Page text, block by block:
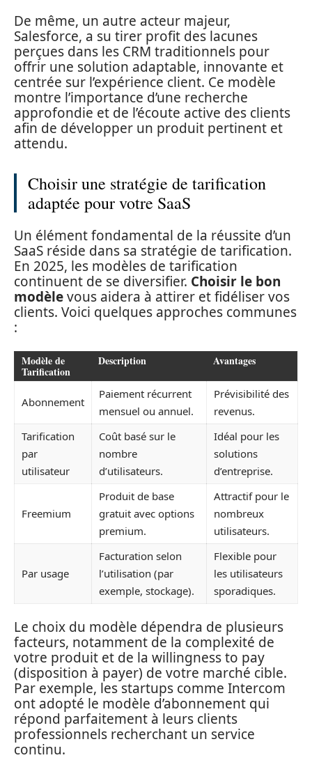
De même, un autre acteur majeur,
Salesforce, a su tirer profit des lacunes
perçues dans les CRM traditionnels pour
offrir une solution adaptable, innovante et
centrée sur l’expérience client. Ce modèle
montre l’importance d’une recherche
approfondie et de l’écoute active des clients
afin de développer un produit pertinent et
attendu.
Choisir une stratégie de tarification
adaptée pour votre SaaS
Un élément fondamental de la réussite d’un
SaaS réside dans sa stratégie de tarification.
En 2025, les modèles de tarification
continuent de se diversifier. Choisir le bon
modèlevous aidera à attirer et fidéliser vos
clients. Voici quelques approches communes
:
Modèle de
Tarification
Description Avantages
Abonnement
Paiement récurrent
mensuel ou annuel.
Prévisibilité des
revenus.
Tarification
par
utilisateur
Coût basé sur le
nombre
d’utilisateurs.
Idéal pour les
solutions
d’entreprise.
Freemium
Produit de base
gratuit avec options
premium.
Attractif pour le
nombreux
utilisateurs.
Par usage
Facturation selon
l’utilisation (par
exemple, stockage).
Flexible pour
les utilisateurs
sporadiques.
Le choix du modèle dépendra de plusieurs
facteurs, notamment de la complexité de
votre produit et de la willingness to pay
(disposition à payer) de votre marché cible.
Par exemple, les startups comme Intercom
ont adopté le modèle d’abonnement qui
répond parfaitement à leurs clients
professionnels recherchant un service
continu.